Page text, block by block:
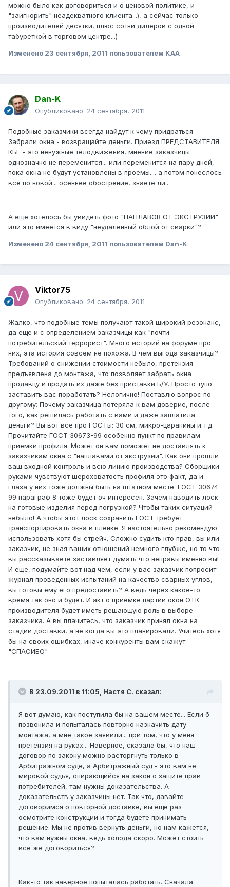
можно было как договориться и о ценовой политике, и
"заигнорить" неадекватного клиента...), а сейчас только
производителей десятки, плюс сотни дилеров с одной
табуреткой в торговом центре...)
Изменено 23 сентября, 2011 пользователем KAA
Dan-K
Опубликовано: 24 сентября, 2011
Подобные заказчики всегда найдут к чему придраться.
Забрали окна - возвращайте деньги. Приезд ПРЕДСТАВИТЕЛЯ
КБЕ - это ненужные телодвижения, мнение заказчицы
однозначно не переменится... или переменится на пару дней,
пока окна не будут установлены в проемы.... а потом понеслось
все по новой... осеннее обострение, знаете ли...
А еще хотелось бы увидеть фото "НАПЛАВОВ ОТ ЭКСТРУЗИИ"
или это имеется в виду "неудаленный облой от сварки"?
Изменено 24 сентября, 2011 пользователем Dan-K
Viktor75
Опубликовано: 24 сентября, 2011
Жалко, что подобные темы получают такой широкий резонанс,
да еще и с определением заказчицы как "почти
потребительский террорист". Много историй на форуме про
них, эта история совсем не похожа. В чем выгода заказчицы?
Требований о снижении стоимости небыло, претензия
предъявлена до монтажа, что позволяет забрать окна
продавцу и продать их даже без приставки Б/У. Просто тупо
заставить вас поработать? Нелогично! Поставлю вопрос по
другому: Почему заказчица потеряла к вам доверие, после
того, как решилась работать с вами и даже заплатила
деньги? Вы вот всё про ГОСТы: 30 см, микро-царапины и т.д.
Прочитайте ГОСТ 30673-99 особенно пункт по правилам
приемки профиля. Может он вам поможет не доставлять к
заказчикам окна с "наплавами от экструзии". Как они прошли
ваш входной контроль и всю линию производства? Сборщики
руками чувствуют шероховатость профиля это факт, да и
глаза у них тоже должны быть на штатном месте. ГОСТ 30674-
99 параграф 8 тоже будет оч интересен. Зачем наводить лоск
на готовые изделия перед погрузкой? Чтобы таких ситуаций
небыло! А чтобы этот лоск сохранить ГОСТ требует
транспортировать окна в пленке. Я настоятельно рекомендую
использовать хотя бы стрейч. Сложно судить кто прав, вы или
заказчик, не зная ваших отношений немного глубже, но то что
вы рассказываете заставляет думать что неправы именно вы!
И еще, подумайте вот над чем, если у вас заказчик попросит
журнал проведенных испытаний на качество сварных углов,
вы готовы ему его предоставить? А ведь через какое-то
время так оно и будет. И акт о приемке партии окон ОТК
производителя будет иметь решающую роль в выборе
заказчика. А вы плачитесь, что заказчик принял окна на
стадии доставки, а не когда вы это планировали. Учитесь хотя
бы на своих ошибках, иначе конкуренты вам скажут
"СПАСИБО"
В 23.09.2011 в 11:05, Настя С. сказал:
Я вот думаю, как поступила бы на вашем месте... Если б
позвонила и попыталась повторно назначить дату
монтажа, а мне такое заявили... при том, что у меня
претензия на руках... Наверное, сказала бы, что наш
договор по закону можно расторгнуть только в
Арбитражном суде, а Арбитражный суд - это вам не
мировой судья, опирающийся на закон о защите прав
потребителей, там нужны доказательства. А
доказательств у заказчицы нет. Так что, давайте
договоримся о повторной доставке, вы еще раз
осмотрите конструкции и тогда будете принимать
решение. Мы не против вернуть деньги, но нам кажется,
что вам нужны окна, ведь холода скоро. Может стоить
все же договориться?
Как-то так наверное попыталась работать. Сначала